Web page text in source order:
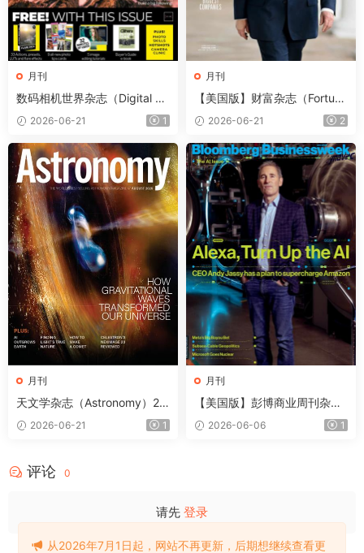
月刊
数码相机世界杂志（Digital Ca
mera World）2026年7月
2026-06-21 1
月刊
【美国版】财富杂志（Fortun
e）2026年6-7月
2026-06-21 2
月刊
天文学杂志（Astronomy）20
26年8月
2026-06-21 1
月刊
【美国版】彭博商业周刊杂志
（Bloomberg Businesswee
k）2026年6月
2026-06-06 1
评论 0
请先 登录
从2026年7月1日起，网站不再更新，后期想继续查看更